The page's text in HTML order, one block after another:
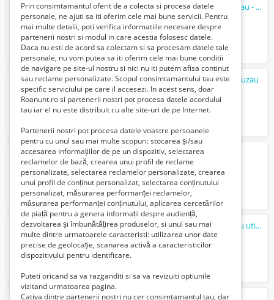
Reparatii / Reconditionare Injectoare Buzau - Pompe Duze, Piezo, Bosch, Delphi, ...
250 Lei
Service Reparatii Injectoare Maracineni, Buzau
250 Lei
Sofer categoria B duba de 3,5 T
8500 Lei
Depozit de arcuri cu foi si foi de arc pentru utilitare usoare si grele
100 Lei
Prin consimtamantul oferit de a colecta si procesa datele
personale, ne ajuti sa iti oferim cele mai bune servicii. Pentru
mai multe detalii, poti verifica informatiile necesare despre
partenerii nostri si modul in care acestia folosesc datele.
Daca nu esti de acord sa colectam si sa procesam datele tale
personale, nu vom putea sa iti oferim cele mai bune conditii
de navigare pe site-ul nostru si nici nu iti putem afisa continut
sau reclame personalizate. Scopul consimtamantului tau este
specific serviciului pe care il accesezi. In acest sens, doar
Roanunt.ro si partenerii nostri pot procesa datele acordului
tau iar el nu este distribuit cu alte site-uri de pe Internet.
Partenerii nostri pot procesa datele voastre persoanele
pentru cu unul sau mai multe scopuri: stocarea și/sau
accesarea informațiilor de pe un dispozitiv, selectarea
reclamelor de bază, crearea unui profil de reclame
personalizate, selectarea reclamelor personalizate, crearea
unui profil de conținut personalizat, selectarea conținutului
personalizat, măsurarea performanței reclamelor,
măsurarea performanței conținutului, aplicarea cercetărilor
de piață pentru a genera informații despre audiență,
dezvoltarea și îmbunătățirea produselor, si unul sau mai
multe dintre urmatoarele caracteristi: utilizarea unor date
precise de geolocație, scanarea activă a caracteristicilor
dispozitivului pentru identificare.
Puteti oricand sa va razganditi si sa va revizuiti optiunile
vizitand urmatoarea pagina.
Cativa dintre partenerii nostri nu cer consimtamantul tau, dar